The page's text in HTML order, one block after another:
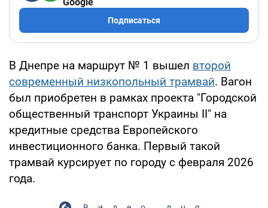
Подписаться
В Днепре на маршрут № 1 вышел второй
современный низкопольный трамвай. Вагон
был приобретен в рамках проекта "Городской
общественный транспорт Украины II" на
кредитные средства Европейского
инвестиционного банка. Первый такой
трамвай курсирует по городу с февраля 2026
года.